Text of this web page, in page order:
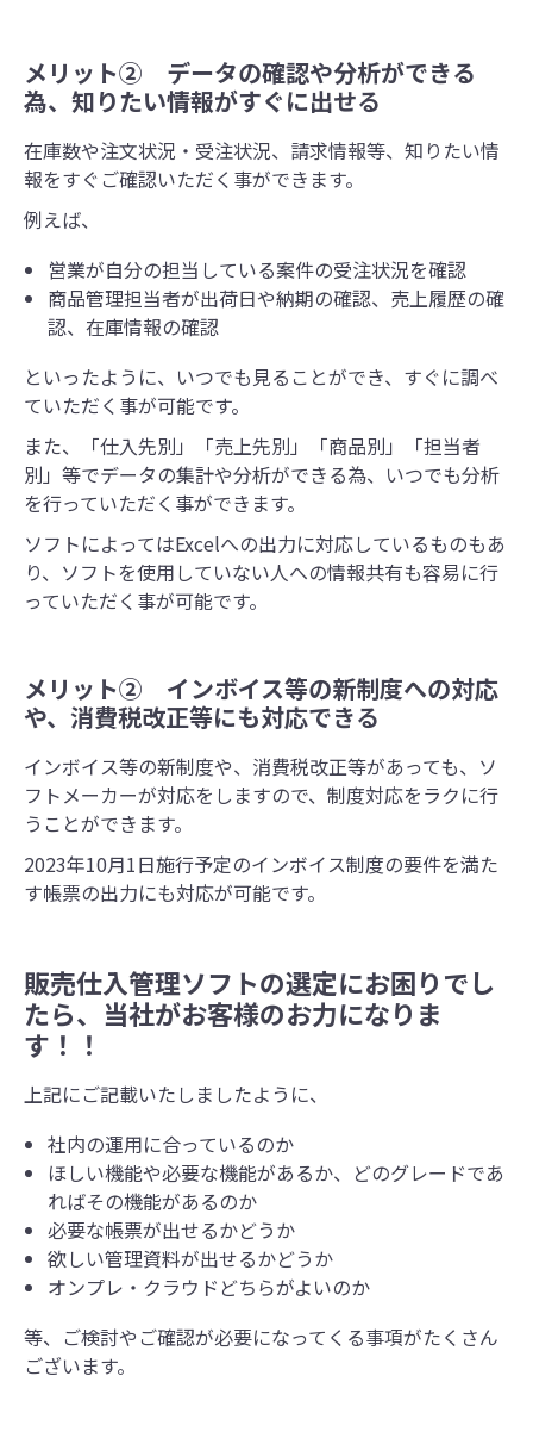
メリット② データの確認や分析ができる
為、知りたい情報がすぐに出せる
在庫数や注文状況・受注状況、請求情報等、知りたい情
報をすぐご確認いただく事ができます。
例えば、
営業が自分の担当している案件の受注状況を確認
商品管理担当者が出荷日や納期の確認、売上履歴の確
認、在庫情報の確認
といったように、いつでも見ることができ、すぐに調べ
ていただく事が可能です。
また、「仕入先別」「売上先別」「商品別」「担当者
別」等でデータの集計や分析ができる為、いつでも分析
を行っていただく事ができます。
ソフトによってはExcelへの出力に対応しているものもあ
り、ソフトを使用していない人への情報共有も容易に行
っていただく事が可能です。
メリット② インボイス等の新制度への対応
や、消費税改正等にも対応できる
インボイス等の新制度や、消費税改正等があっても、ソ
フトメーカーが対応をしますので、制度対応をラクに行
うことができます。
2023年10月1日施行予定のインボイス制度の要件を満た
す帳票の出力にも対応が可能です。
販売仕入管理ソフトの選定にお困りでし
たら、当社がお客様のお力になりま
す！！
上記にご記載いたしましたように、
社内の運用に合っているのか
ほしい機能や必要な機能があるか、どのグレードであ
ればその機能があるのか
必要な帳票が出せるかどうか
欲しい管理資料が出せるかどうか
オンプレ・クラウドどちらがよいのか
等、ご検討やご確認が必要になってくる事項がたくさん
ございます。